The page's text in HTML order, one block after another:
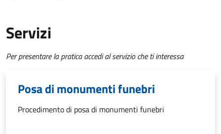
Servizi
Per presentare la pratica accedi al servizio che ti interessa
Posa di monumenti funebri
Procedimento di posa di monumenti funebri